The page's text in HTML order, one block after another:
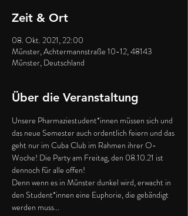
Zeit & Ort
08. Okt. 2021, 22:00
Münster, Achtermannstraße 10-12, 48143
Münster, Deutschland
Über die Veranstaltung
Unsere Pharmaziestudent*innen müssen sich und
das neue Semester auch ordentlich feiern und das
geht nur im Cuba Club im Rahmen ihrer O-
Woche! Die Party am Freitag, den 08.10.21 ist
dennoch für alle offen!
Denn wenn es in Münster dunkel wird, erwacht in
den Student*innen eine Euphorie, die gebändigt
werden muss...